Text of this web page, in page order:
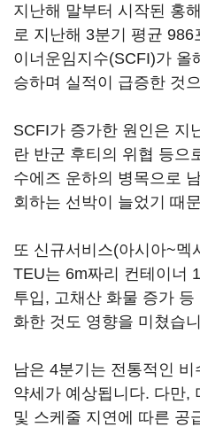
지난해 말부터 시작된 홍
로 지난해 3분기 평균 986
이너운임지수(SCFI)가 올
승하며 실적이 급증한 것
SCFI가 증가한 원인은 지
란 반군 후티의 위협 등으
수에즈 운하의 병목으로
회하는 선박이 늘었기 때
또 신규서비스(아시아~멕
TEU는 6m짜리 컨테이너
투입, 고채산 화물 증가
화한 것도 영향을 미쳤습
남은 4분기는 전통적인
약세가 예상됩니다. 다만,
및 스케줄 지연에 따른 공